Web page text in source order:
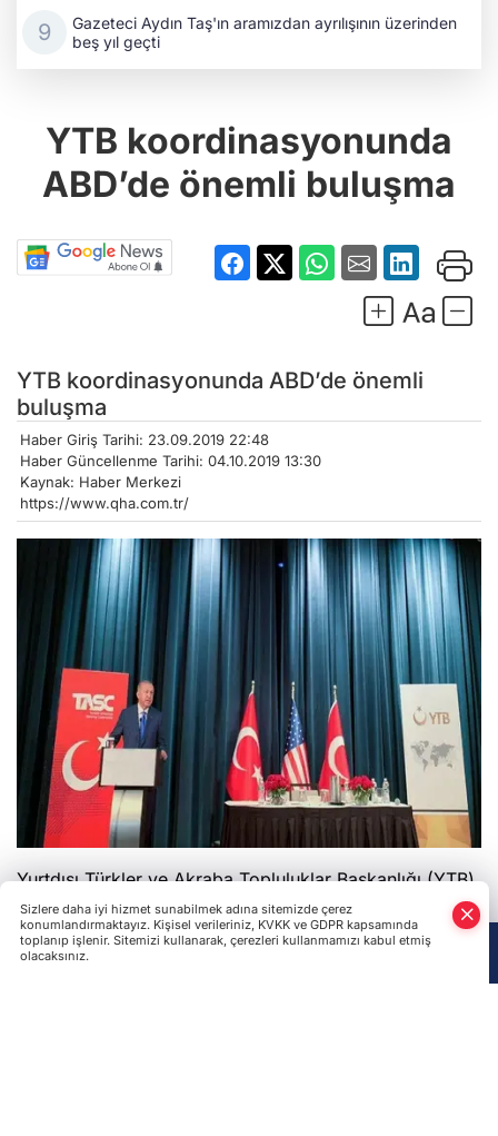
Gazeteci Aydın Taş'ın aramızdan ayrılışının üzerinden
beş yıl geçti
YTB koordinasyonunda
ABD’de önemli buluşma
YTB koordinasyonunda ABD’de önemli
buluşma
Haber Giriş Tarihi: 23.09.2019 22:48
Haber Güncellenme Tarihi: 04.10.2019 13:30
Kaynak: Haber Merkezi
https://www.qha.com.tr/
Yurtdışı Türkler ve Akraba Topluluklar Başkanlığı (YTB)
ve Türk Amerikan Ulusal Yönlendirme Komitesi (TASC)
iş birliğinde, Cumhurbaşkanı Erdoğan’ın katılımlarıyla
ABD’de “Türk, Soydaş ve Müslüman Toplumuyla
Sizlere daha iyi hizmet sunabilmek adına sitemizde çerez
konumlandırmaktayız. Kişisel verileriniz, KVKK ve GDPR kapsamında
toplanıp işlenir. Sitemizi kullanarak, çerezleri kullanmamızı kabul etmiş
olacaksınız.